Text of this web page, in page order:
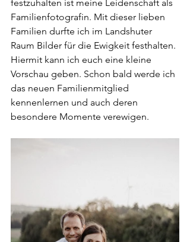
festzuhalten ist meine Leidenschaft als
Familienfotografin. Mit dieser lieben
Familien durfte ich im Landshuter
Raum Bilder für die Ewigkeit festhalten.
Hiermit kann ich euch eine kleine
Vorschau geben. Schon bald werde ich
das neuen Familienmitglied
kennenlernen und auch deren
besondere Momente verewigen.